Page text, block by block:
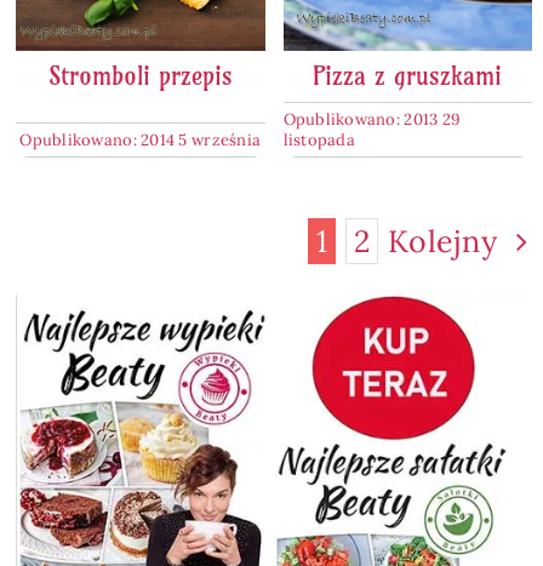
Stromboli przepis
Opublikowano: 2014 5 września
Pizza z gruszkami
Opublikowano: 2013 29
listopada
1 2 Kolejny